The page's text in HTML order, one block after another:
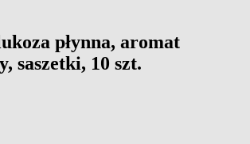
płynna, aromat
saszetki, 10 szt.